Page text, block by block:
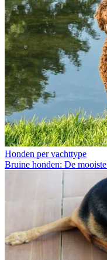
Honden per vachttype
Bruine honden: De